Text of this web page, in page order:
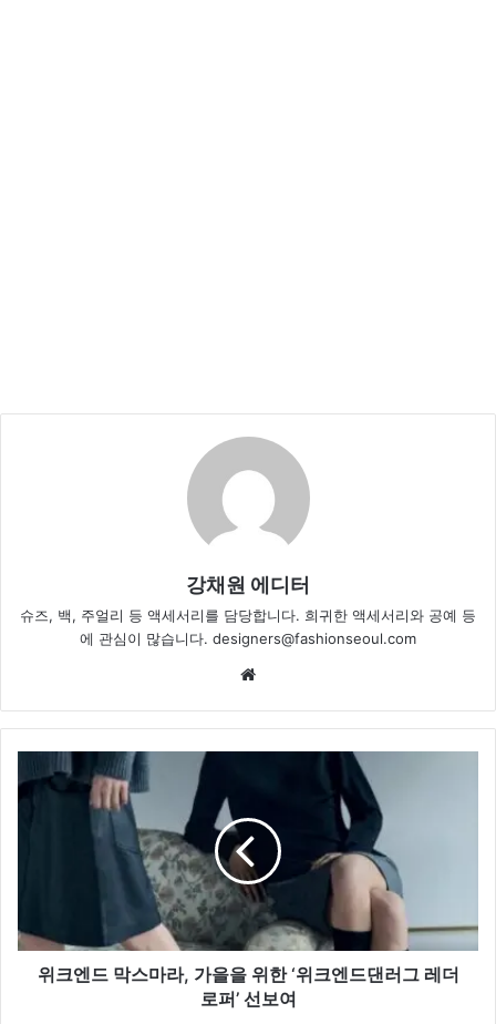
강채원 에디터
슈즈, 백, 주얼리 등 액세서리를 담당합니다. 희귀한 액세서리와 공예 등
에 관심이 많습니다. designers@fashionseoul.com
크
가
위크엔드 막스마라, 가을을 위한 ‘위크엔드댄러그 레더
로퍼’ 선보여